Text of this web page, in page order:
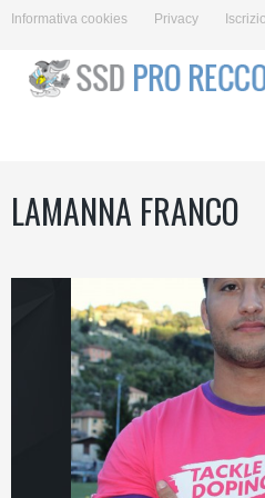
Informativa cookies Privacy
LAMANNA FRANCO